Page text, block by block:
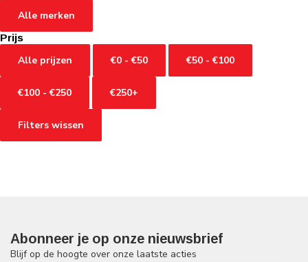
Alle merken
Prijs
Alle prijzen €0 - €50 €50 - €100
€100 - €250 €250+
Filters wissen
Abonneer je op onze nieuwsbrief
Blijf op de hoogte over onze laatste acties